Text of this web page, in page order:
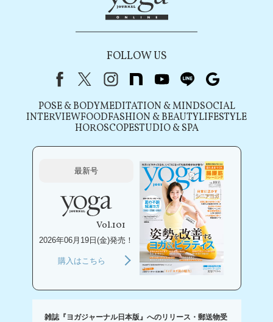
FOLLOW US
FacebookX（旧Twitter）
instagram
note youtubeline
POSE & BODYMEDITATION & MINDSOCIAL
INTERVIEWFOODFASHION & BEAUTYLIFESTYLE
HOROSCOPESTUDIO & SPA
最新号
Vol.101
2026年06月19日(金)発売！
購入はこちら
雑誌『ヨガジャーナル日本版』へのリリース・郵送物受